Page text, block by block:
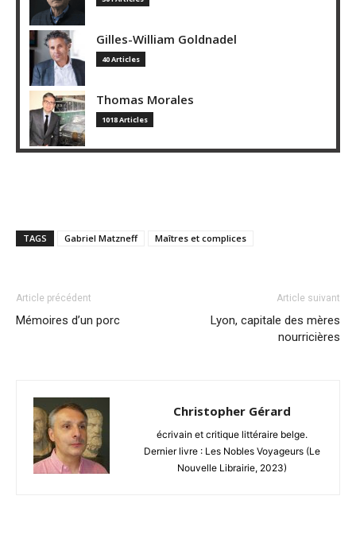
Gilles-William Goldnadel
40 Articles
Thomas Morales
1018 Articles
TAGS Gabriel Matzneff Maîtres et complices
Article précédent
Mémoires d’un porc
Article suivant
Lyon, capitale des mères
nourricières
Christopher Gérard
écrivain et critique littéraire belge.
Dernier livre : Les Nobles Voyageurs (Le
Nouvelle Librairie, 2023)